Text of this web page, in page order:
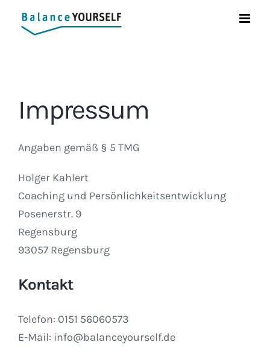
Inhalt
Impressum
Angaben gemäß § 5 TMG
Holger Kahlert
Coaching und Persönlichkeitsentwicklung
Posenerstr. 9
Regensburg
93057 Regensburg
Kontakt
Telefon: 0151 56060573
E-Mail: info@balanceyourself.de